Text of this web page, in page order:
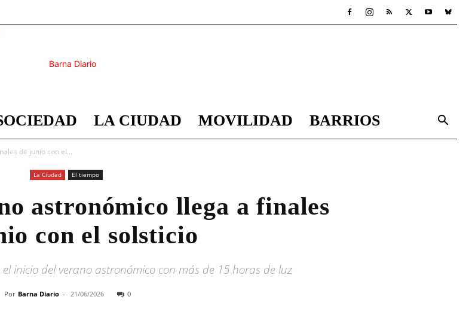
Barna
LA CIUDAD MOVILIDAD BARRIOS
de junio con el...
La Ciudad El tiempo
astronómico llega a finales
con el solsticio
inicio del verano astronómico con más de 15 horas de luz
Por Barna Diario - 21/06/2026 0